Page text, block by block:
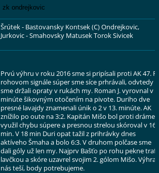
zk ondrejkovic
Šrútek - Bastovansky Kontsek (C) Ondrejkovic,
Jurkovic - Smahovsky Matusek Torok Sivicek
Prvú výhru v roku 2016 sme si pripísali proti AK 47.
rohovom signále súper sme síce prhrávali, odvtedy
sme držali opraty v rukách my. Roman J. vyrovnal v 5
minúte šikovným otočením na pivote. Duriho dve
presné lavajdy znamenali únik o 2 v 13. minúte. AK
znížilo po oute na 3:2. Kapitán Mišo bol proti dráme,
využil chybu súpere a presnou strelou skóroval v 16.
min. V 18 min Duri opat tažil z prihrávky dnes
aktíveho Šmaha a bolo 6:3. V druhom polčase sme
dali góly už len my. Najprv Bašťo po rohu pekne
lavčkou a skóre uzavrel svojim 2. gólom Mišo. Výhra
nás teší, body potrebujeme.